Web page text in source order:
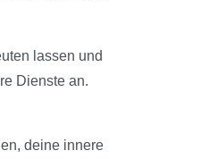
lassen und
Dienste an.
deine innere